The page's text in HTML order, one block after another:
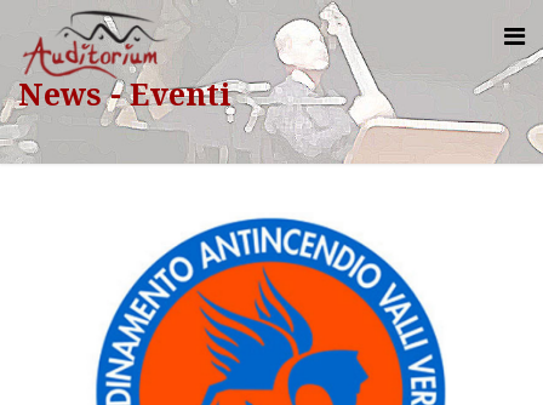
News - Eventi